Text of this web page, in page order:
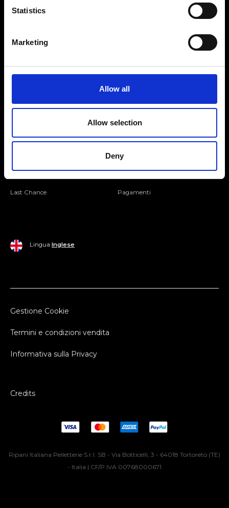
Statistics
Marketing
Allow all
Allow selection
Deny
Seguici
Donna
Last Chance
Mondo Ripani
Spedizione e Consegna
Pagamenti
Lingua Inglese
Gestione Cookie
Termini e condizioni vendita
Informativa sulla Privacy
Credits
Ripani Italiana Pelletterie S.r.l. SB - Via Botticelli, 3 - 64018 Tortoreto (TE)
- Italia | CF/P.IVA 00768000671